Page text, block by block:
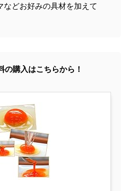
などお好みの具材を加えて
の購入はこちらから！